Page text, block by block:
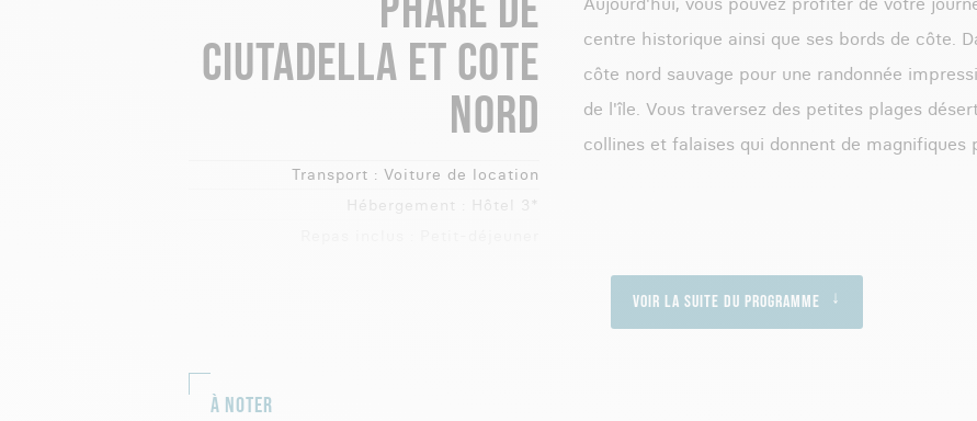
CIUTADELLA ET COTE
NORD
Transport : Voiture de location
Hébergement :
Hôtel 3*
centre historique ainsi que ses bords de côte.
côte nord sauvage pour une randonnée
de l'île. Vous traversez des petites plages
collines et falaises qui donnent de magnifiques
Voir la suite du programme
À NOTER